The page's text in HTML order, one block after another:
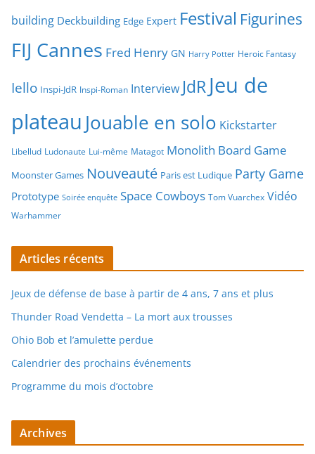
building Deckbuilding Edge Expert Festival Figurines
FIJ Cannes Fred Henry GN Harry Potter Heroic Fantasy
Iello Inspi-JdR Inspi-Roman Interview JdRJeu de
plateau Jouable en solo Kickstarter
Libellud Ludonaute Lui-même Matagot Monolith Board Game
Moonster Games Nouveauté Paris est Ludique Party Game
Prototype Soirée enquête Space Cowboys Tom Vuarchex Vidéo
Warhammer
Articles récents
Jeux de défense de base à partir de 4 ans, 7 ans et plus
Thunder Road Vendetta – La mort aux trousses
Ohio Bob et l’amulette perdue
Calendrier des prochains événements
Programme du mois d’octobre
Archives